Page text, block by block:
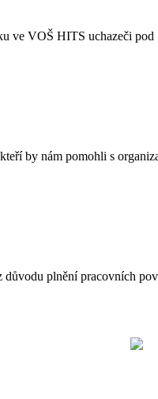
ve VOŠ HITS uchazeči
by nám pomohli s
plnění pracovních